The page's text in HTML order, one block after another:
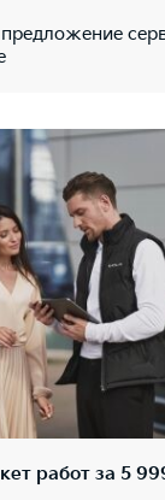
работ за 5